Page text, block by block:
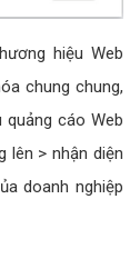
hiệu Web
chung chung,
cáo Web
lên > nhận diện
doanh nghiệp